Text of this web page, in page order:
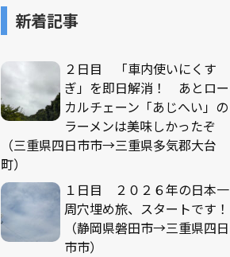
新着記事
２日目 「車内使いにくす
ぎ」を即日解消！ あとロー
カルチェーン「あじへい」の
ラーメンは美味しかったぞ
（三重県四日市市→三重県多気郡大台
町）
１日目 ２０２６年の日本一
周穴埋め旅、スタートです！
（静岡県磐田市→三重県四日
市市）